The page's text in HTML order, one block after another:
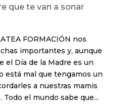
que te van a sonar
FORMACIÓN nos
importantes y, aunque
el Día de la Madre es un
está mal que tengamos un
a nuestras mamis
el mundo sabe que...